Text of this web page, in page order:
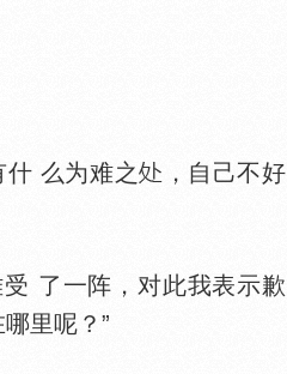
么为难之
，自己不好
了一阵，对此我表示歉
里呢？”